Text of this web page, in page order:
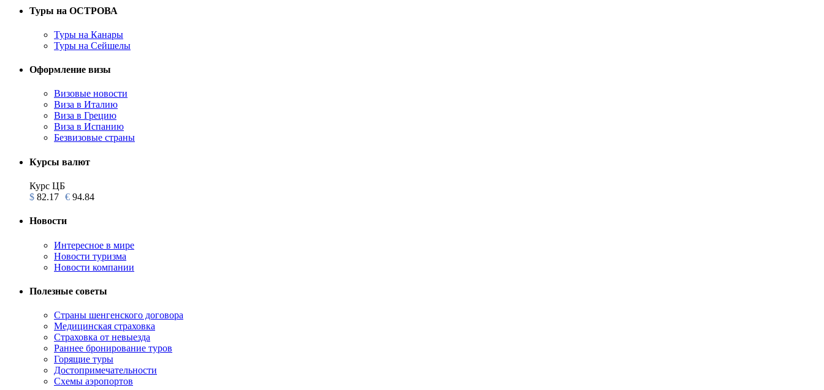
Туры на ОСТРОВА
Туры на Канары
Туры на Сейшелы
Оформление визы
Визовые новости
Виза в Италию
Виза в Грецию
Виза в Испанию
Безвизовые страны
Курсы валют
Курс ЦБ
$ 82.17 € 94.84
Новости
Интересное в мире
Новости туризма
Новости компании
Полезные советы
Страны шенгенского договора
Медицинская страховка
Страховка от невыезда
Раннее бронирование туров
Горящие туры
Достопримечательности
Схемы аэропортов